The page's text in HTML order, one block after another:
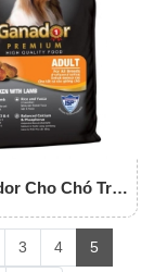
Cho Chó Trên
3 4 5